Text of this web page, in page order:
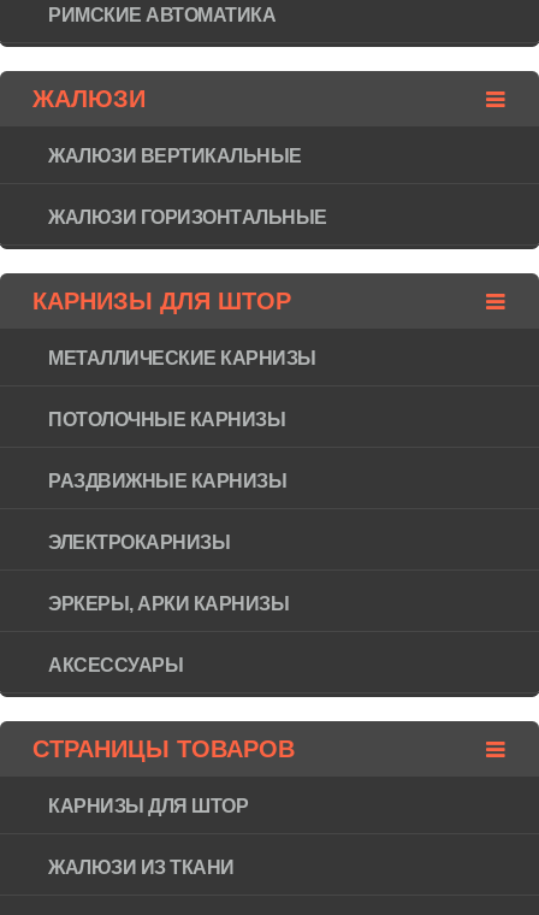
РИМСКИЕ АВТОМАТИКА
ЖАЛЮЗИ
ЖАЛЮЗИ ВЕРТИКАЛЬНЫЕ
ЖАЛЮЗИ ГОРИЗОНТAЛЬНЫЕ
КАРНИЗЫ ДЛЯ ШТОР
МЕТАЛЛИЧЕСКИЕ КАРНИЗЫ
ПОТОЛОЧНЫЕ КАРНИЗЫ
РАЗДВИЖНЫЕ КАРНИЗЫ
ЭЛЕКТРОКАРНИЗЫ
ЭРКЕРЫ, АРКИ КАРНИЗЫ
АКСЕССУАРЫ
СТРАНИЦЫ ТОВАРОВ
КАРНИЗЫ ДЛЯ ШТОР
ЖАЛЮЗИ ИЗ ТКАНИ